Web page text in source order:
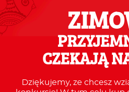
CZEKAJĄ
Dziękujemy, ze chcesz